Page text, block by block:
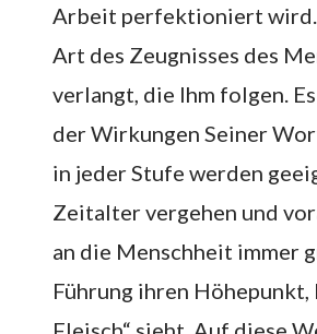
Arbeit perfektioniert wird.
Art des Zeugnisses des
verlangt, die Ihm folgen.
der Wirkungen Seiner
in jeder Stufe werden
Zeitalter vergehen und
an die Menschheit immer
Führung ihren Höhepunkt,